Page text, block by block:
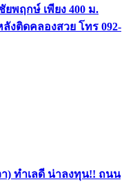
พฤกษ์ เพียง 400 ม.
งติดคลองสวย โทร 092-
) ทำเลดี น่าลงทุน!! ถนน